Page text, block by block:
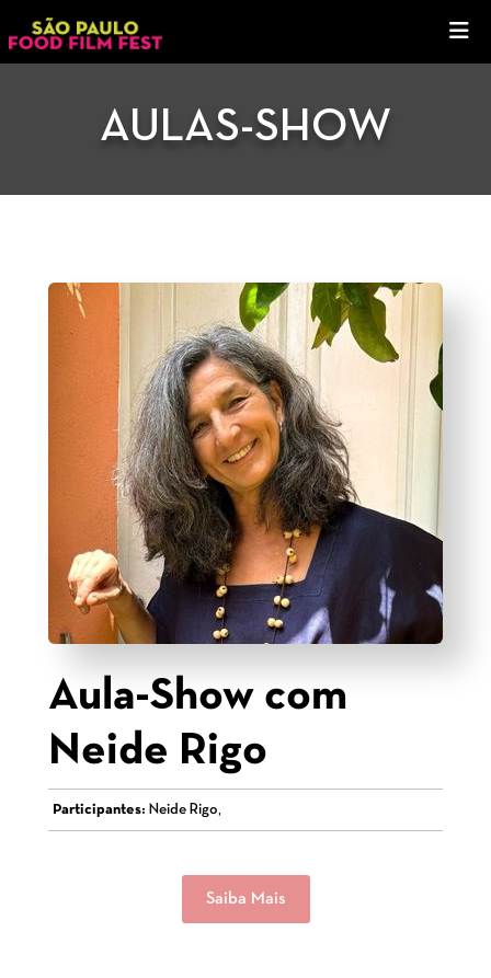
AULAS-SHOW
Aula-Show com
Neide Rigo
Participantes: Neide Rigo,
Saiba Mais